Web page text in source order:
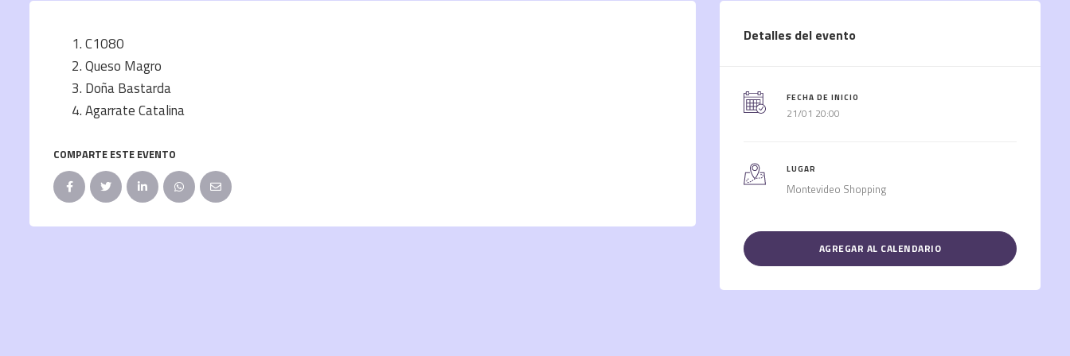
C1080
Queso Magro
Doña Bastarda
Agarrate Catalina
COMPARTE ESTE EVENTO
Detalles del evento
FECHA DE INICIO
21/01 20:00
LUGAR
Montevideo Shopping
AGREGAR AL CALENDARIO